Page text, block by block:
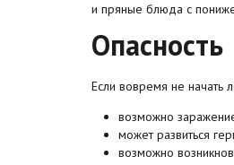
и пряные блюда с
Опасность
Если вовремя не начать
возможно
может развиться
возможно